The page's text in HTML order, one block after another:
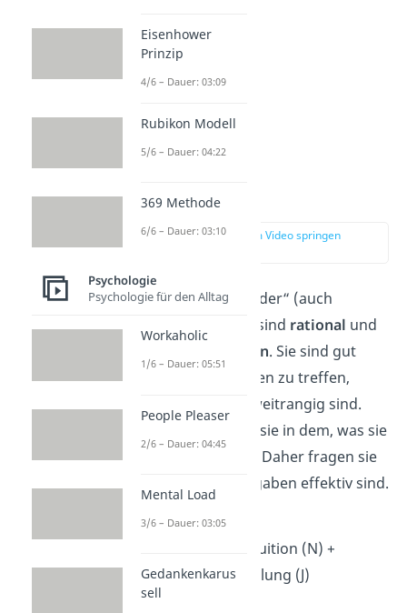
Leader (NT)
zur Stelle im Video springen
Die Gruppe der „Leader“ (auch
Analysten genannt) sind rational und
denken in Strukturen. Sie sind gut
darin, Entscheidungen zu treffen,
wobei Emotionen zweitrangig sind.
Trotzdem brauchen sie in dem, was sie
machen, einen
. Daher fragen sie
sich oft, ob ihre Aufgaben effektiv sind.
1. Architekt — INTJ
Introversion (I) + Intuition (N) +
Denken (T) + Beurteilung (J)
→ rational
Eisenhower
Prinzip
4/6 – Dauer: 03:09
Rubikon Modell
5/6 – Dauer: 04:22
369 Methode
6/6 – Dauer: 03:10
Psychologie
Psychologie für den Alltag
Workaholic
1/6 – Dauer: 05:51
People Pleaser
2/6 – Dauer: 04:45
Mental Load
3/6 – Dauer: 03:05
Gedankenkarus
sell